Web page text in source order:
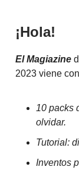
¡Hola!
El Magiazine
2023 viene
10 packs
olvidar.
Tutorial:
Inventos